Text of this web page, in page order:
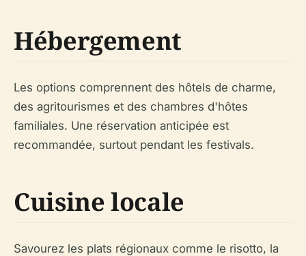
Hébergement
Les options comprennent des hôtels de charme,
des agritourismes et des chambres d'hôtes
familiales. Une réservation anticipée est
recommandée, surtout pendant les festivals.
Cuisine locale
Savourez les plats régionaux comme le risotto, la